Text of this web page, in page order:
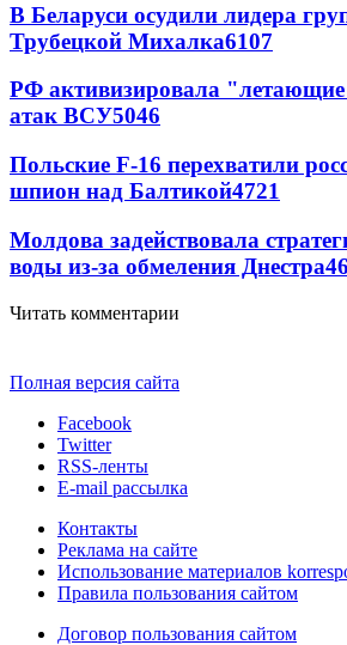
В Беларуси осудили лидера
Трубецкой Михалка6107
РФ активизировала
атак ВСУ5046
Польские F-16 перехватили
шпион над Балтикой4721
Молдова задействовала
воды из-за обмеления Днестра
Читать комментарии
Полная версия сайта
Facebook
Twitter
RSS-ленты
E-mail рассылка
Контакты
Реклама на сайте
Использование материалов
Правила пользования сайтом
Договор пользования сайтом